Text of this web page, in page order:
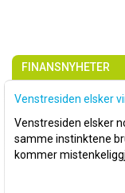
FINANSNYHETER
Venstresiden elsker
Venstresiden elsker
samme instinktene
kommer